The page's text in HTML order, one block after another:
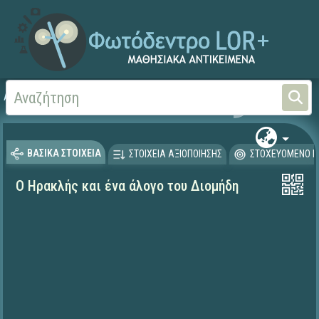
Αρχική ΦΟΡΕΙΣ ΚΑΙ ΠΑΝΕΠΙΣΤΗΜΙΑ
ΒΑΣΙΚΑ ΣΤΟΙΧΕΙΑ ΣΤΟΙΧΕΙΑ ΑΞΙΟΠΟΙΗΣΗΣ ΣΤΟΧΕΥΟΜΕΝΟ
Ο Ηρακλής και ένα άλογο του Διομήδη